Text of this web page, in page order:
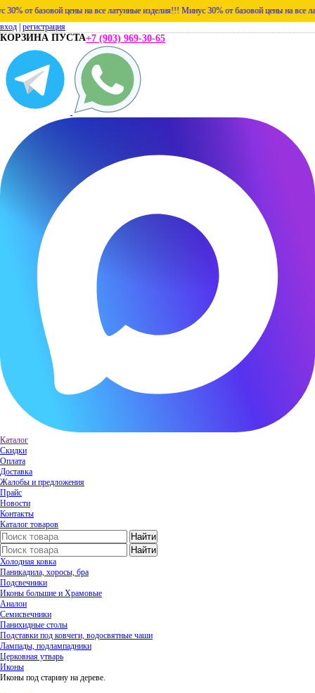
от базовой цены на все латунные изделия!!! Минус 30% от базовой цены на все
вход регистрация
КОРЗИНА ПУСТА+7 (903) 969-30-65
Каталог
Скидки
Оплата
Доставка
Жалобы и предложения
Прайс
Новости
Контакты
Каталог товаров
Холодная ковка
Паникадила, хоросы, бра
Подсвечники
Иконы большие и Храмовые
Аналои
Семисвечники
Панихидные столы
Подставки под ковчеги, водосвятные чаши
Лампады, подлампадники
Церковная утварь
Иконы
Иконы под старину на дереве.